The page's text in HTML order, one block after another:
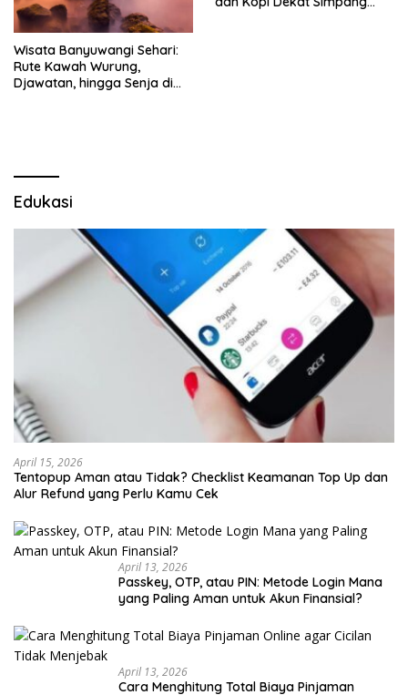
Wisata Banyuwangi Sehari:
Rute Kawah Wurung,
Djawatan, hingga Senja di
Edukasi
April 15, 2026
Tentopup Aman atau Tidak? Checklist Keamanan Top Up dan
Alur Refund yang Perlu Kamu Cek
April 13, 2026
Passkey, OTP, atau PIN: Metode Login Mana
yang Paling Aman untuk Akun Finansial?
April 13, 2026
Cara Menghitung Total Biaya Pinjaman